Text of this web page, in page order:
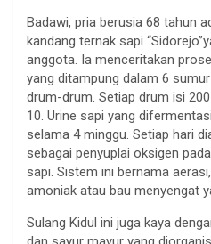
Badawi, pria berusia 68 tahun
kandang ternak sapi
anggota. Ia menceritakan
yang ditampung dalam 6
drum-drum. Setiap drum isi
10. Urine sapi yang
selama 4 minggu. Setiap hari
sebagai penyuplai oksigen
sapi. Sistem ini bernama
amoniak atau bau menyengat
Sulang Kidul ini juga kaya